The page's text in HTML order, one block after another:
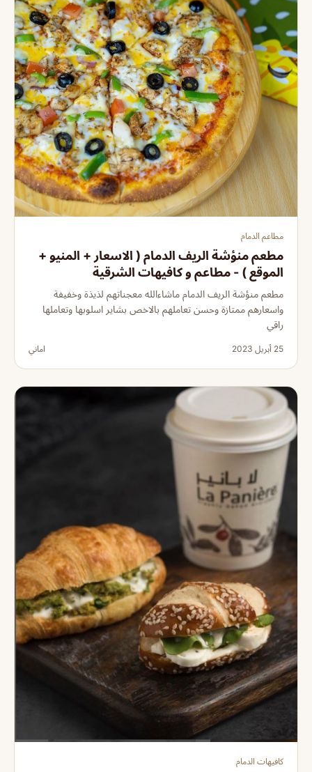
مطاعم الدمام
مطعم منؤشة الريف الدمام ( الاسعار + المنيو +
الموقع ) - مطاعم و كافيهات الشرقية
مطعم منؤشة الريف الدمام ماشاءالله معجناتهم لذيذة وخفيفة
واسعارهم ممتازة وحسن تعاملهم بالاخص بشاير اسلوبها وتعاملها
راقي
25 أبريل 2023 اماني
كافيهات الدمام